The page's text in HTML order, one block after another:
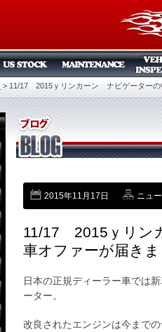
> 11/17 2015ｙリンカーン ナビゲーターの
2015年11月17日 ニュ
11/17 2015ｙリン
車オファーが届き
日本の正規ディーラー車では
ーター。
改良されたエンジンは今まで